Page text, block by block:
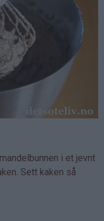
i et jevnt
Sett kaken så